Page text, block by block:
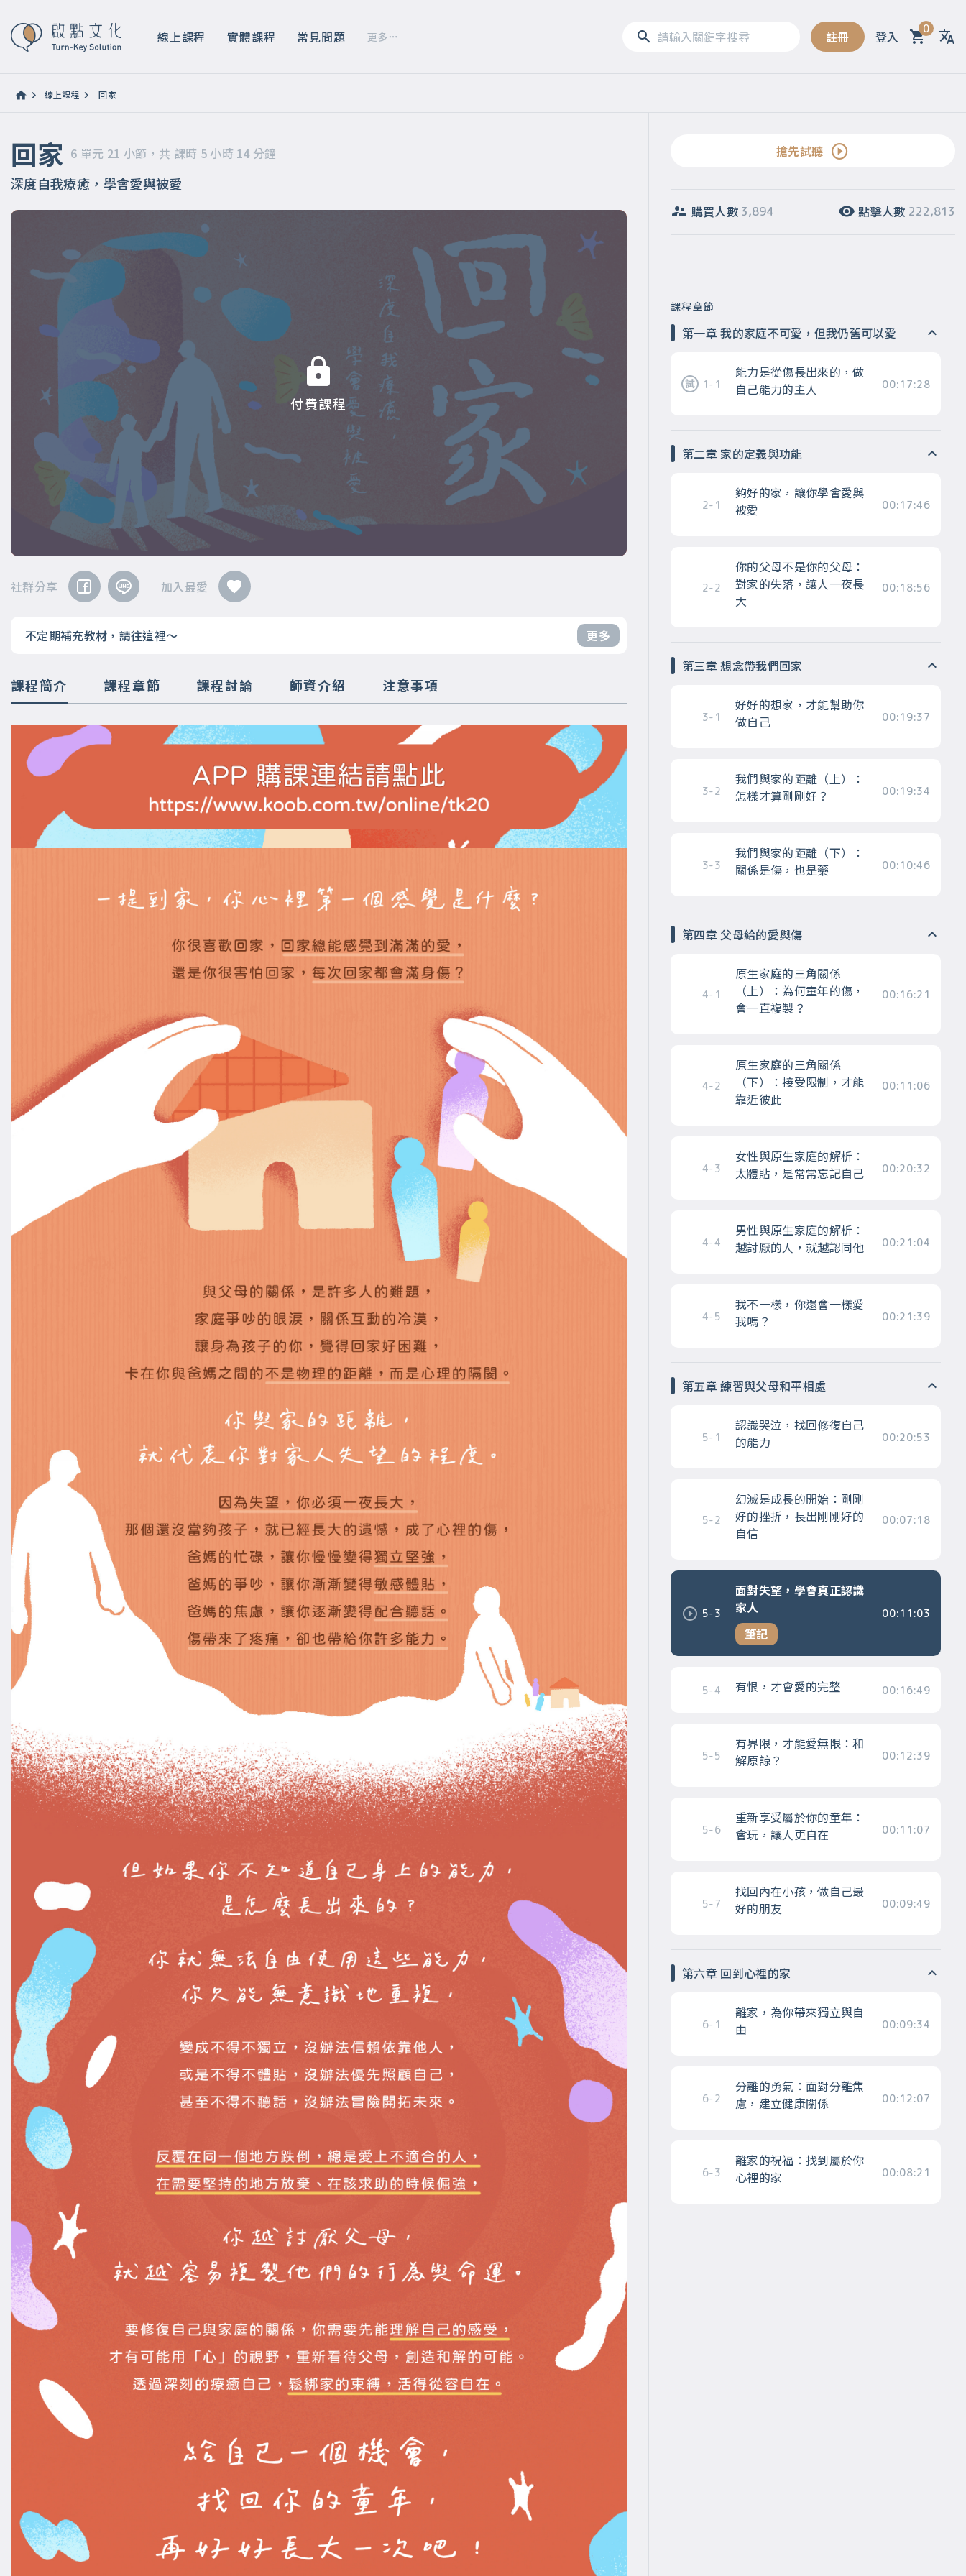
線上課程 實體課程 常見問題 更多 註冊 登入 0
6 單元 21 小節，共 課時 5 小時 14 分鐘
線上課程 回家
回家 6 單元 21 小節，共 課時 5 小時 14 分鐘
深度自我療癒，學會愛與被愛
付費課程
不定期補充教材，請往這裡～ 更多
社群分享 加入最愛
課程簡介 課程章節 課程討論 師資介紹 注意事項
搶先試聽
購買人數 3,894 點擊人數 222,813
課程章節
第一章 我的家庭不可愛，但我仍舊可以愛
1-1
能力是從傷長出來的，做
自己能力的主人
00:17:28
第二章 家的定義與功能
2-1
夠好的家，讓你學會愛與
被愛
00:17:46
2-2
你的父母不是你的父母：
對家的失落，讓人一夜長
大
00:18:56
第三章 想念帶我們回家
3-1
好好的想家，才能幫助你
做自己
00:19:37
3-2
我們與家的距離（上）：
怎樣才算剛剛好？
00:19:34
3-3
我們與家的距離（下）：
關係是傷，也是藥
00:10:46
第四章 父母給的愛與傷
4-1
原生家庭的三角關係
（上）：為何童年的傷，
會一直複製？
00:16:21
4-2
原生家庭的三角關係
（下）：接受限制，才能
靠近彼此
00:11:06
4-3
女性與原生家庭的解析：
太體貼，是常常忘記自己
00:20:32
4-4
男性與原生家庭的解析：
越討厭的人，就越認同他
00:21:04
4-5
我不一樣，你還會一樣愛
我嗎？
00:21:39
第五章 練習與父母和平相處
5-1
認識哭泣，找回修復自己
的能力
00:20:53
5-2
幻滅是成長的開始：剛剛
好的挫折，長出剛剛好的
自信
00:07:18
5-3
面對失望，學會真正認識
家人
筆記
00:11:03
5-4 有恨，才會愛的完整 00:16:49
5-5
有界限，才能愛無限：和
解原諒？
00:12:39
5-6
重新享受屬於你的童年：
會玩，讓人更自在
00:11:07
5-7
找回內在小孩，做自己最
好的朋友
00:09:49
第六章 回到心裡的家
6-1
離家，為你帶來獨立與自
由
00:09:34
6-2
分離的勇氣：面對分離焦
慮，建立健康關係
00:12:07
6-3
離家的祝福：找到屬於你
心裡的家
00:08:21